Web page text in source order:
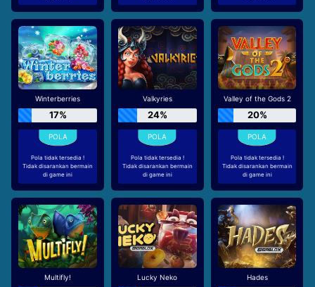
Winterberries
17%
Pola tidak tersedia !
Tidak disarankan bermain
di game ini
Valkyries
24%
Pola tidak tersedia !
Tidak disarankan bermain
di game ini
Valley of the Gods 2
20%
Pola tidak tersedia !
Tidak disarankan bermain
di game ini
Multifly! Lucky Neko Hades